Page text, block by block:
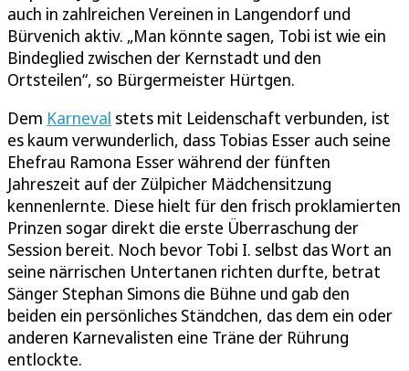
auch in zahlreichen Vereinen in Langendorf und
Bürvenich aktiv. „Man könnte sagen, Tobi ist wie ein
Bindeglied zwischen der Kernstadt und den
Ortsteilen“, so Bürgermeister Hürtgen.
Dem Karneval stets mit Leidenschaft verbunden, ist
es kaum verwunderlich, dass Tobias Esser auch seine
Ehefrau Ramona Esser während der fünften
Jahreszeit auf der Zülpicher Mädchensitzung
kennenlernte. Diese hielt für den frisch proklamierten
Prinzen sogar direkt die erste Überraschung der
Session bereit. Noch bevor Tobi I. selbst das Wort an
seine närrischen Untertanen richten durfte, betrat
Sänger Stephan Simons die Bühne und gab den
beiden ein persönliches Ständchen, das dem ein oder
anderen Karnevalisten eine Träne der Rührung
entlockte.